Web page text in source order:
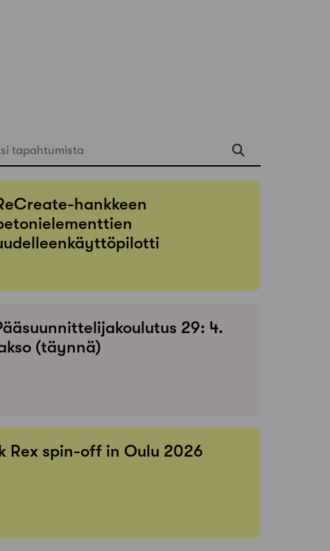
tapahtumista
hankkeen
29: 4.
(täynnä)
Rex spin-off in Oulu 2026